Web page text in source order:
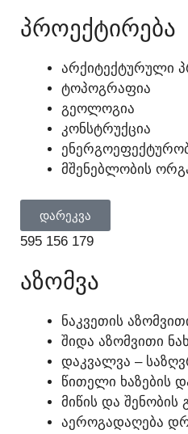
ᲞᲠᲝᲔᲥᲢᲘᲠᲔᲑᲐ
ᲐᲠᲥᲘᲢᲔᲥᲢᲣᲠᲣᲚᲘ
ᲢᲝᲞᲝᲒᲠᲐᲤᲘᲐ
ᲒᲔᲝᲚᲝᲒᲘᲐ
ᲙᲝᲜᲡᲢᲠᲣᲥᲪᲘᲐ
ᲛᲨᲔᲜᲔᲑᲚᲝᲑᲘᲡ
ᲓᲐᲠᲔᲙᲕᲐ
595 156 179
ᲐᲖᲝᲛᲕᲐ
ᲜᲐᲙᲕᲔᲗᲘᲡ
ᲨᲘᲓᲐ ᲐᲖᲝᲛᲕᲘᲗᲘ
ᲓᲐᲙᲕᲐᲚᲕᲐ –
ᲬᲘᲗᲔᲚᲘ ᲮᲐᲖᲔᲑᲘᲡ
ᲛᲘᲬᲘᲡ ᲓᲐ ᲨᲔᲜᲝᲑᲘᲡ
ᲐᲔᲠᲝᲒᲐᲓᲐᲦᲔᲑᲐ